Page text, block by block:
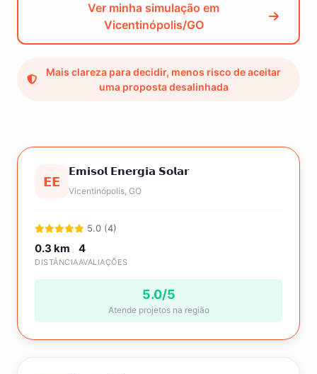
𝗘𝗘
𝗘𝗺𝗶𝘀𝗼𝗹 𝗘𝗻𝗲𝗿𝗴𝗶𝗮 𝗦𝗼𝗹𝗮𝗿
Vicentinópolis, GO
5.0 (4)
0.3 km
DISTÂNCIA
4
AVALIAÇÕES
5.0/5
Atende projetos na região
Ver minha simulação em
Vicentinópolis/GO
Mais clareza para decidir, menos risco de aceitar
uma proposta desalinhada